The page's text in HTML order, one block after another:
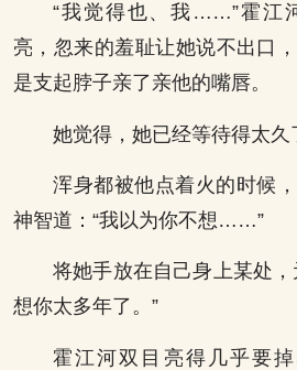
“我觉得也、我……”霍江
亮，忽来的羞耻让她说不出口
是支起脖子亲了亲他的嘴唇。
她觉得，她已经等待得太久
浑身都被他点着火的时候
神智道：“我以为你不想……”
将她手放在自己身上某处
想你太多年了。”
霍江河双目亮得几乎要